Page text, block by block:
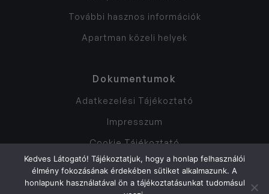
További hasznos információk
Apartman közeli helyek
Dokumentumok
Adatkezelési Tájékoztató
Impresszum
Cookie Tájékoztató
Ászf
Házirend
Kedves Látogató! Tájékoztatjuk, hogy a honlap felhasználói
élmény fokozásának érdekében sütiket alkalmazunk. A
honlapunk használatával ön a tájékoztatásunkat tudomásul